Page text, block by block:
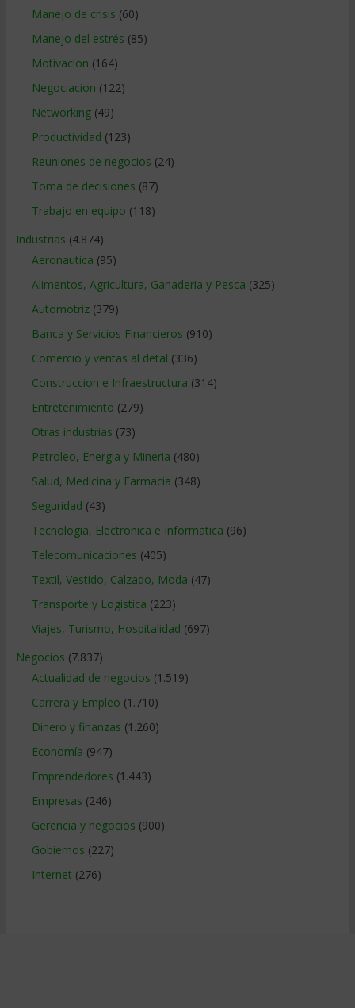
Manejo de crisis (60)
Manejo del estrés (85)
Motivacion (164)
Negociacion (122)
Networking(49)
Productividad (123)
Reuniones de negocios (24)
Toma de decisiones (87)
Trabajo en equipo (118)
Industrias (4.874)
Aeronautica (95)
Alimentos, Agricultura, Ganaderia y Pesca (325)
Automotriz(379)
Banca y Servicios Financieros (910)
Comercio y ventas al detal (336)
Construccion e Infraestructura (314)
Entretenimiento (279)
Otras industrias (73)
Petroleo, Energia y Mineria (480)
Salud, Medicina y Farmacia (348)
Seguridad (43)
Tecnologia, Electronica e Informatica (96)
Telecomunicaciones (405)
Textil, Vestido, Calzado, Moda (47)
Transporte y Logistica (223)
Viajes, Turismo, Hospitalidad (697)
Negocios (7.837)
Actualidad de negocios (1.519)
Carrera y Empleo (1.710)
Dinero y finanzas (1.260)
Economía (947)
Emprendedores (1.443)
Empresas (246)
Gerencia y negocios (900)
Gobiernos (227)
Internet (276)